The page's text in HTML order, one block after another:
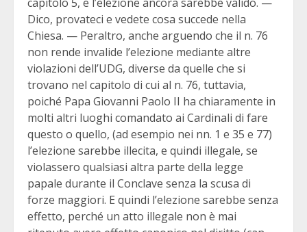
capitolo 5, e l’elezione ancora sarebbe valido. —
Dico, provateci e vedete cosa succede nella
Chiesa. — Peraltro, anche arguendo che il n. 76
non rende invalide l’elezione mediante altre
violazioni dell’UDG, diverse da quelle che si
trovano nel capitolo di cui al n. 76, tuttavia,
poiché Papa Giovanni Paolo II ha chiaramente in
molti altri luoghi comandato ai Cardinali di fare
questo o quello, (ad esempio nei nn. 1 e 35 e 77)
l’elezione sarebbe illecita, e quindi illegale, se
violassero qualsiasi altra parte della legge
papale durante il Conclave senza la scusa di
forze maggiori. E quindi l’elezione sarebbe senza
effetto, perché un atto illegale non è mai